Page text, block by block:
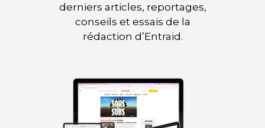
derniers articles, reportages,
conseils et essais de la
rédaction d’Entraid.